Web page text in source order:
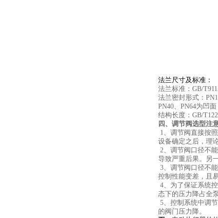
法兰尺寸及标准：
法兰标准：GB/
法兰密封形式：
PN40、PN64为凹面
结构长度：GB/
四、调节阀选型注
1、调节阀直接按
设备确定之后，理
2、调节阀口径不
导致严重后果。另
3、调节阀口径不
控制性能变差，且
4、为了保证系统
态下的压力降占全
5、控制系统中调
的阀门压力降。